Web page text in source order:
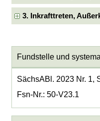
3. Inkrafttreten,
Fundstelle und
SächsABl. 2023 Nr. 1,
Fsn-Nr.: 50-V23.1